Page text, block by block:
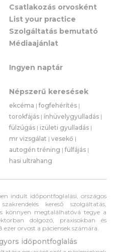
Csatlakozás orvosként
List your practice
Szolgáltatás bemutató
Médiaajánlat
Ingyen naptár
Népszerű keresések
ekcéma |fogfehérítés |
torokfájás | ínhüvelygyulladás |
fülzúgás | izületi gyulladás |
mr vizsgálat | vesekő |
autogén tréning |fülfájás |
hasi ultrahang
indult időpontfoglalási, országos
kereső szolgáltatás,
könnyen megtalálhatóvá tegye a
dolgozó, praxisokban és
orvost a páciensek számára.
időpontfoglalás